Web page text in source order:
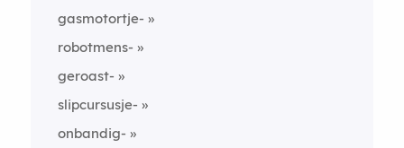
gasmotortje-
robotmens-
geroast-
slipcursusje-
onbandig-